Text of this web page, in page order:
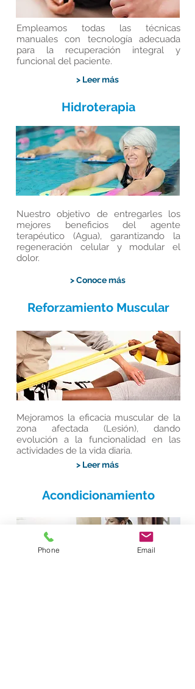
Empleamos todas las técnicas
manuales con tecnología adecuada
para la recuperación integral y
funcional del paciente.
> Leer más
Hidroterapia
Nuestro objetivo de entregarles los
mejores beneficios del agente
terapéutico (Agua), garantizando la
regeneración celular y modular el
dolor.
> Conoce más
Reforzamiento Muscular
Mejoramos la eficacia muscular de la
zona afectada (Lesión), dando
evolución a la funcionalidad en las
actividades de la vida diaria.
> Leer más
Acondicionamiento
Phone Email